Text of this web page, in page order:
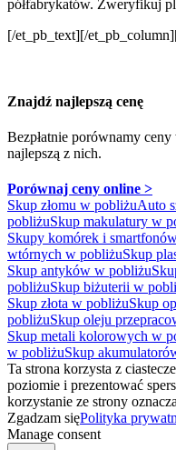
półfabrykatów. Zweryfikuj
[/et_pb_text][/
Znajdź najlepszą cenę
Bezpłatnie porównamy
najlepszą z nich.
Porównaj ceny online >
Skup złomu w pobliżuAuto
pobliżuSkup makulatury w
Skupy komórek i
wtórnych w pobliżuSkup
Skup antyków w pobliżu
pobliżuSkup biżuterii w
Skup złota w pobliżuSkup
pobliżuSkup oleju
Skup metali kolorowych w
w pobliżuSkup
Ta strona korzysta z
poziomie i prezentować
korzystanie ze strony
Zgadzam sięPolityka
Manage consent